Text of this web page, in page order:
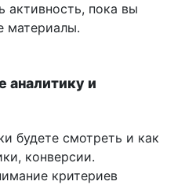
активность, пока вы
материалы.
аналитику и
будете смотреть и как
конверсии.
критериев